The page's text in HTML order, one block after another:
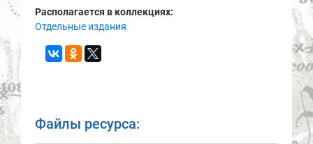
Располагается в коллекциях:
Отдельные издания
Файлы ресурса: